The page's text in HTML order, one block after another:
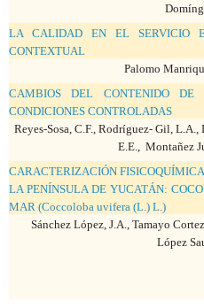
LA CALIDAD EN EL SERVICIO
CONTEXTUAL
Palomo
CAMBIOS DEL CONTENIDO
CONDICIONES CONTROLADAS
Reyes-Sosa, C.F., Rodríguez- Gil, L.A.,
E.E., Montañez
CARACTERIZACIÓN
LA PENÍNSULA DE YUCATÁN:
MAR (Coccoloba uvifera (L.) L.)
Sánchez López, J.A., Tamayo
López